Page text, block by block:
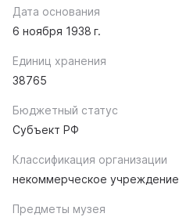
Дата основания
6 ноября 1938 г.
Единиц хранения
38765
Бюджетный статус
Субъект РФ
Классификация организации
некоммерческое учреждение
Предметы музея